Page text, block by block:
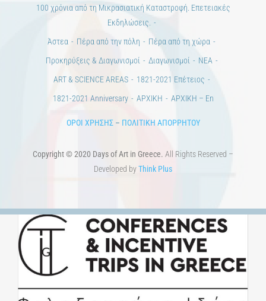
100 χρόνια από τη Μικρασιατική Καταστροφή. Επετειακές
Εκδηλώσεις.
Άστεα
Πέρα από την πόλη
Πέρα από τη χώρα
Προκηρύξεις & Διαγωνισμοί
Διαγωνισμοί
ΝΕΑ
ART & SCIENCE AREAS
1821-2021 Επέτειος
1821-2021 Anniversary
ΑΡΧΙΚΗ ΑΡΧΙΚΗ – En
ΟΡΟΙ ΧΡΗΣΗΣ– ΠΟΛΙΤΙΚΗ ΑΠΟΡΡΗΤΟΥ
Copyright © 2020 Days of Art in Greece. All Rights Reserved –
Developed byThink Plus